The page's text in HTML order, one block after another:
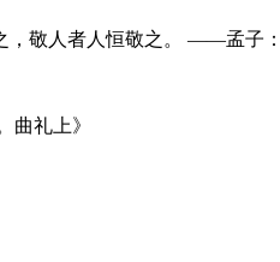
，敬人者人恒敬之。 ——孟子：
礼上》